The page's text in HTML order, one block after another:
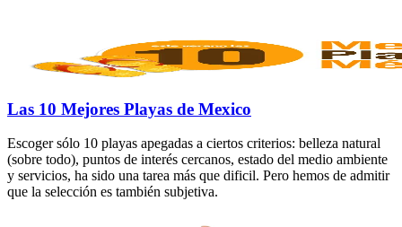
Las 10 Mejores Playas de Mexico
Escoger sólo 10 playas apegadas a ciertos criterios: belleza natural
(sobre todo), puntos de interés cercanos, estado del medio ambiente
y servicios, ha sido una tarea más que dificil. Pero hemos de admitir
que la selección es también subjetiva.